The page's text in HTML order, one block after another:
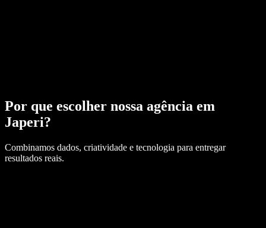
Por que escolher nossa agência em
Japeri?
Combinamos dados, criatividade e tecnologia para entregar
resultados reais.